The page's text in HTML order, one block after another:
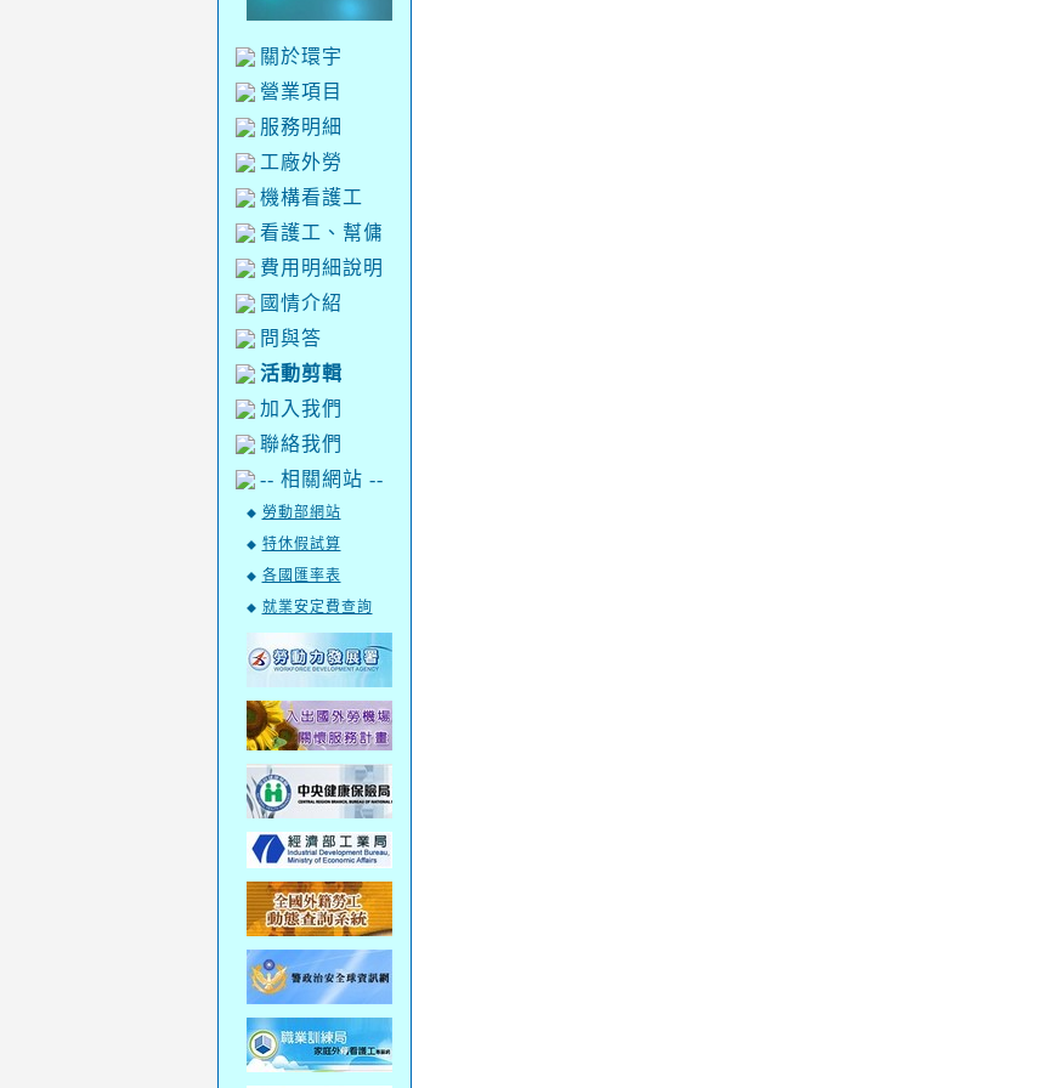
關於環宇
營業項目
服務明細
工廠外勞
機構看護工
看護工、幫傭
費用明細說明
國情介紹
問與答
活動剪輯
加入我們
聯絡我們
-- 相關網站 --
◆ 勞動部網站
◆ 特休假試算
◆ 各國匯率表
◆ 就業安定費查詢